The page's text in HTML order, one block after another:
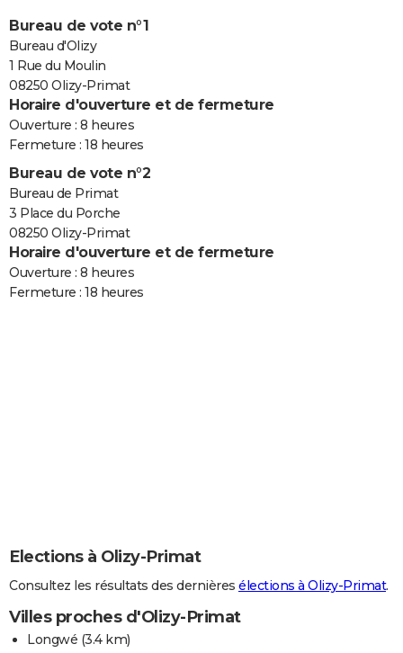
Bureau de vote n°1
Bureau d'Olizy
1 Rue du Moulin
08250 Olizy-Primat
Horaire d'ouverture et de fermeture
Ouverture : 8 heures
Fermeture : 18 heures
Bureau de vote n°2
Bureau de Primat
3 Place du Porche
08250 Olizy-Primat
Horaire d'ouverture et de fermeture
Ouverture : 8 heures
Fermeture : 18 heures
Elections à Olizy-Primat
Consultez les résultats des dernières élections à Olizy-Primat.
Villes proches d'Olizy-Primat
Longwé (3.4 km)